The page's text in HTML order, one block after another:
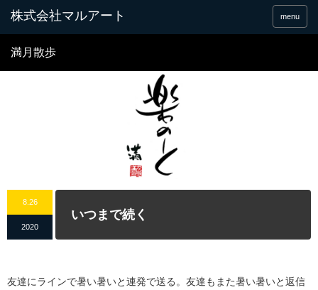
menu
満月散歩
8.26
2020
いつまで続く
友達にラインで暑い暑いと連発で送る。友達もまた暑い暑いと返信